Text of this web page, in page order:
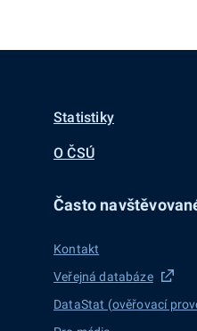
Statistiky
O ČSÚ
Často
Kontakt
Veřejná databáze
DataStat (ověřovací